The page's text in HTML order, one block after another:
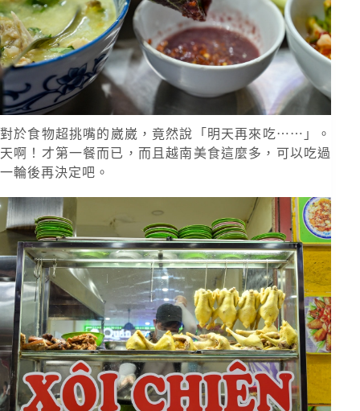
對於食物超挑嘴的崴崴，竟然說「明天再來吃⋯⋯」。
天啊！才第一餐而已，而且越南美食這麼多，可以吃過
一輪後再決定吧。